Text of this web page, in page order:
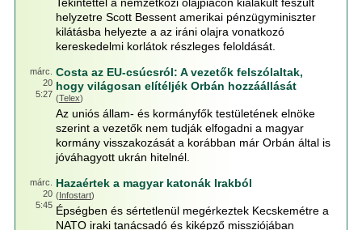
helyzetre Scott Bessent amerikai pénzügyminiszter
kilátásba helyezte a az iráni olajra vonatkozó
kereskedelmi korlátok részleges feloldását.
márc.
20
5:27
Costa az EU-csúcsról: A vezetők felszólaltak,
hogy világosan elítéljék Orbán hozzáállását
(Telex)
Az uniós állam- és kormányfők testületének elnöke
szerint a vezetők nem tudják elfogadni a magyar
kormány visszakozását a korábban már Orbán által is
jóváhagyott ukrán hitelnél.
márc.
20
5:45
Hazaértek a magyar katonák Irakból
(Infostart)
Épségben és sértetlenül megérkeztek Kecskemétre a
NATO iraki tanácsadó és kiképző missziójában